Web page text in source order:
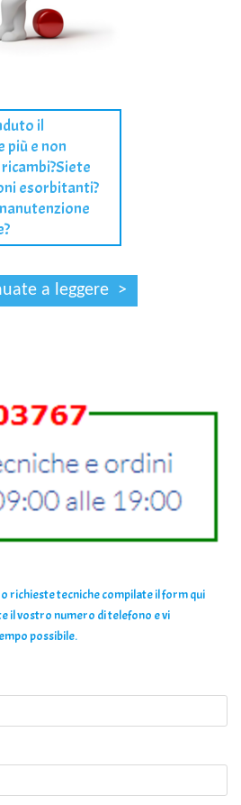
il
più e non
esorbitanti?
richieste tecniche compilate il form qui
il vostro numero di telefono e vi
possibile.